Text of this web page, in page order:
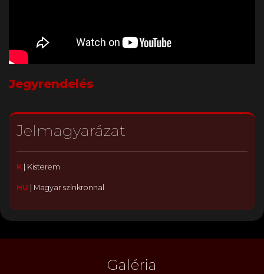
Jegyrendelés
Jelmagyarázat
K| Kisterem
HU Magyar szinkronnal
Galéria